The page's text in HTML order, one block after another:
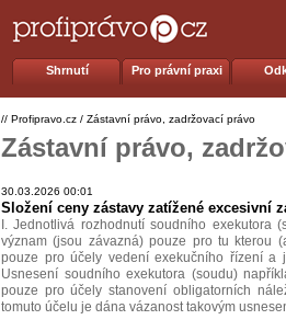
Shrnutí Pro právní praxi
// Profipravo.cz / Zástavní právo, zadržovací právo
Zástavní právo,
30.03.2026 00:01
Složení ceny zástavy zatížené excesivní
I. Jednotlivá rozhodnutí soudního
význam (jsou závazná) pouze pro tu kterou
pouze pro účely vedení exekučního řízení a
Usnesení soudního exekutora (soudu)
pouze pro účely stanovení obligatorních
tomuto účelu je dána vázanost takovým